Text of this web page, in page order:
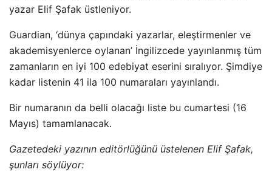
yazar Elif Şafak üstleniyor.
Guardian, ‘dünya çapındaki yazarlar, eleştirmenler ve
akademisyenlerce oylanan’ İngilizcede yayınlanmış tüm
zamanların en iyi 100 edebiyat eserini sıralıyor. Şimdiye
kadar listenin 41 ila 100 numaraları yayınlandı.
Bir numaranın da belli olacağı liste bu cumartesi (16
Mayıs) tamamlanacak.
Gazetedeki yazının editörlüğünü üstelenen Elif Şafak,
şunları söylüyor: